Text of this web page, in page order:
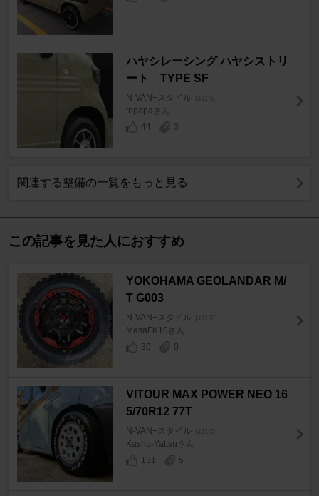
ハヤシレーシング ハヤシストリ
ート TYPE SF
N-VAN+スタイル [JJ1/2]
tnpapaさん
44
3
関連する整備の一覧をもっと見る
この記事を見た人におすすめ
YOKOHAMA GEOLANDAR M/
T G003
N-VAN+スタイル [JJ1/2]
MasaFK10さん
30
0
VITOUR MAX POWER NEO 16
5/70R12 77T
N-VAN+スタイル [JJ1/2]
Kashu-Yattsuさん
131
5